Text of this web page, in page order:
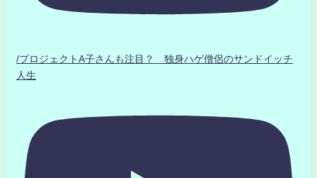
/プロジェクトA子さんも注目？ 独身ハゲ僧侶のサンドイッチ
人生